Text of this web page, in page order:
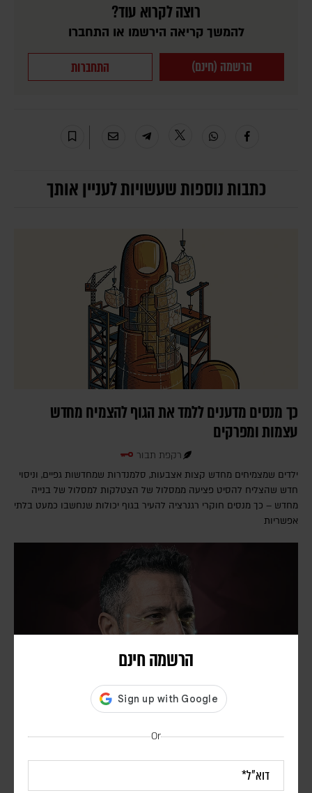
הרשמה חינם
Or
רוצה לקרוא עוד?
להמשך קריאה הירשמו או התחברו
הרשמה (חינם) התחברות
כתבות נוספות שעשויות לעניין אותך
כך מנסים מדענים ללמד את הגוף להצמיח מחדש
עצמות ומפרקים
רקפת תבור
ילדים שמצמיחים מחדש קצות אצבעות, סלמנדרות שמחדשות גפיים, וניסוי
חדש שהצליח להסיט פציעה ממסלול של הצטלקות למסלול של בנייה
מחדש – כך מנסים חוקרי רגנרציה להעיר בגוף יכולות שנחשבו כמעט בלתי
אפשריות
טכנולוגיות זיהוי פנים כבר נכנסות לבתי ספר, לבתי חולים, למשטרה